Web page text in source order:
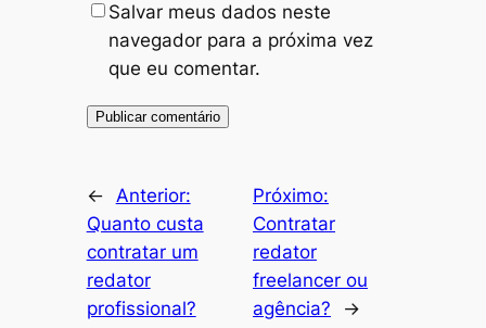
Salvar meus dados neste
navegador para a próxima vez
que eu comentar.
←
Anterior:
Quanto custa
contratar um
redator
profissional?
Próximo:
Contratar
redator
freelancer ou
agência?
→